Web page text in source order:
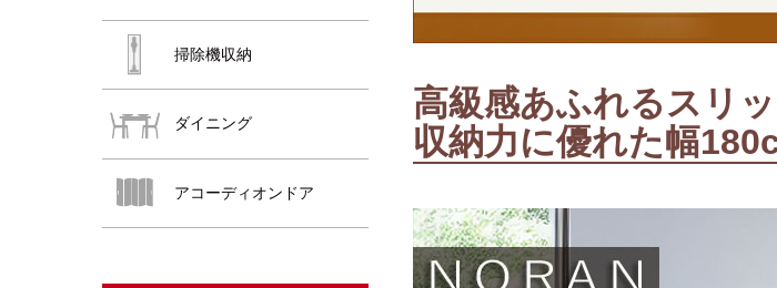
おすすめ商品
【LASCO】ハイタイプ
【LASCO】地震対策・上置きラ
キッチン収納
高級感あふれるスリ
収納力に優れた幅
掃除機収納
ダイニング
アコーディオンドア